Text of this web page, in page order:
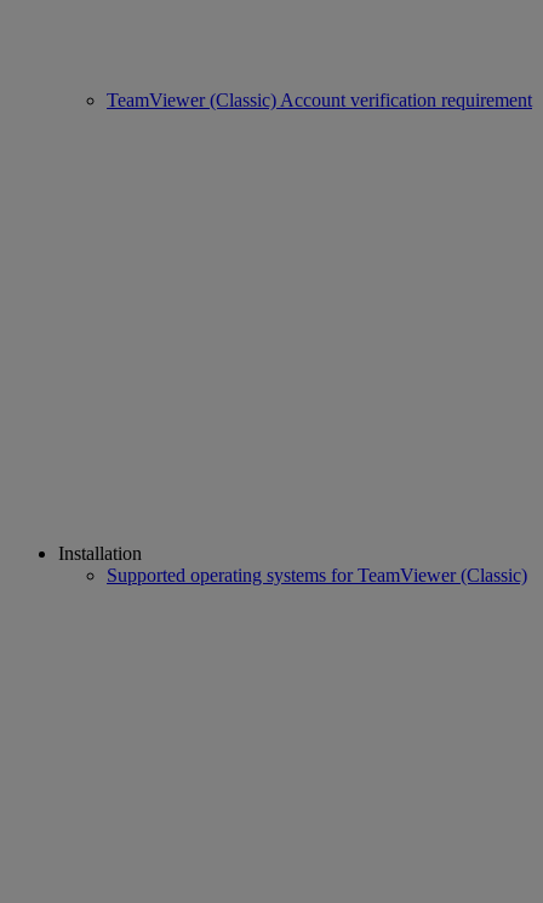
TeamViewer (Classic) Account verification requirement
Installation
Supported operating systems for TeamViewer (Classic)